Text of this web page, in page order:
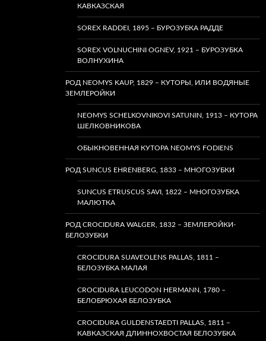
КАВКАЗСКАЯ
SOREX RADDEI, 1895 – БУРОЗУБКА РАДДЕ
SOREX VOLNUCHINI OGNEV, 1921 – БУРОЗУБКА
ВОЛНУХИНА
РОД NEOMYS KAUP, 1829 – КУТОРЫ, ИЛИ ВОДЯНЫЕ
ЗЕМЛЕРОЙКИ
NEOMYS SCHELKOVNIKOVI SATUNIN, 1913 – КУТОРА
ШЕЛКОВНИКОВА
ОБЫКНОВЕННАЯ КУТОРА NEOMYS FODIENS
РОД SUNCUS EHRENBERG, 1833 – МНОГОЗУБКИ
SUNCUS ETRUSCUS SAVI, 1822 – МНОГОЗУБКА
МАЛЮТКА
РОД CROCIDURA WALGER, 1832 – ЗЕМЛЕРОЙКИ-
БЕЛОЗУБКИ
CROCIDURA SUAVEOLENS PALLAS, 1811 –
БЕЛОЗУБКА МАЛАЯ
CROCIDURA LEUCODON HERMANN, 1780 –
БЕЛОБРЮХАЯ БЕЛОЗУБКА
CROCIDURA GULDENSTAEDTI PALLAS, 1811 –
КАВКАЗСКАЯ ДЛИННОХВОСТАЯ БЕЛОЗУБКА